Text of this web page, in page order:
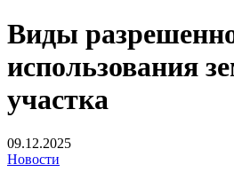
Виды
использования
участка
09.12.2025
Новости